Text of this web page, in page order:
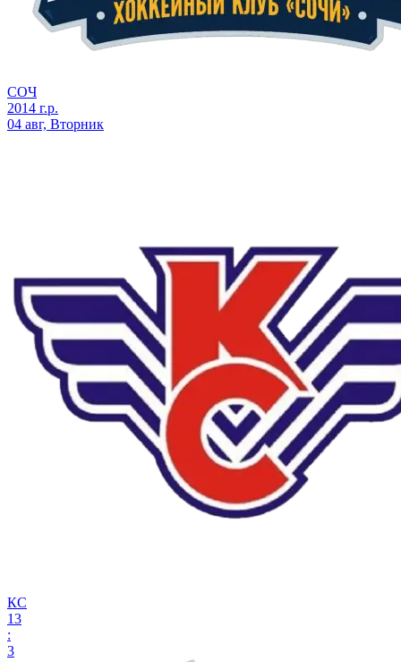
СОЧ
2014 г.р.
04 авг, Вторник
КС
13
:
3